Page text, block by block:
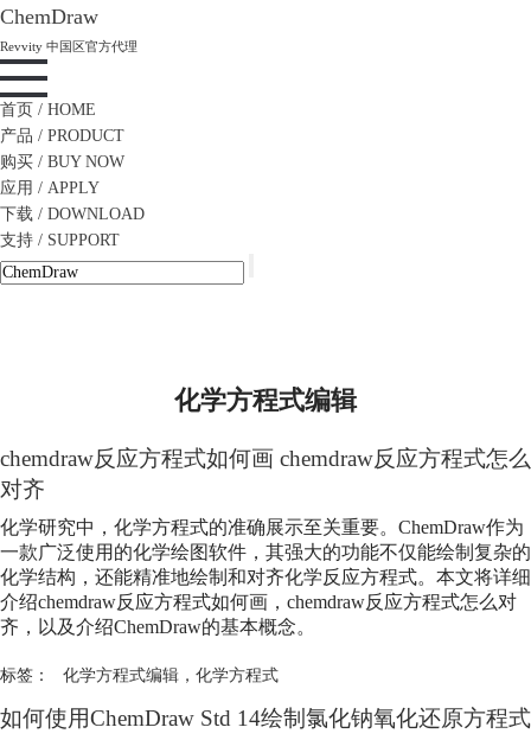
ChemDraw
Revvity 中国区官方代理
首页 / HOME
产品 / PRODUCT
购买 / BUY NOW
应用 / APPLY
下载 / DOWNLOAD
支持 / SUPPORT
化学方程式编辑
chemdraw反应方程式如何画 chemdraw反应方程式怎么
对齐
化学研究中，化学方程式的准确展示至关重要。ChemDraw作为
一款广泛使用的化学绘图软件，其强大的功能不仅能绘制复杂的
化学结构，还能精准地绘制和对齐化学反应方程式。本文将详细
介绍chemdraw反应方程式如何画，chemdraw反应方程式怎么对
齐，以及介绍ChemDraw的基本概念。
标签： 化学方程式编辑， 化学方程式
如何使用ChemDraw Std 14绘制氯化钠氧化还原方程式